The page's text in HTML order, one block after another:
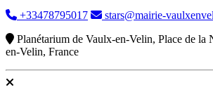
+33478795017
stars@mairie-
Planétarium de Vaulx-en-Velin, Place de la
en-Velin, France